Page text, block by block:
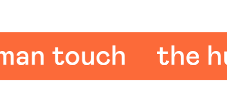
touch the